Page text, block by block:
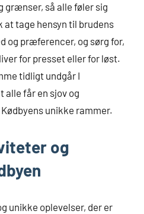
grænser, så alle føler sig
tage hensyn til brudens
og præferencer, og sørg for,
for presset eller for løst.
tidligt undgår I
alle får en sjov og
unikke rammer.
og
unikke oplevelser, der er